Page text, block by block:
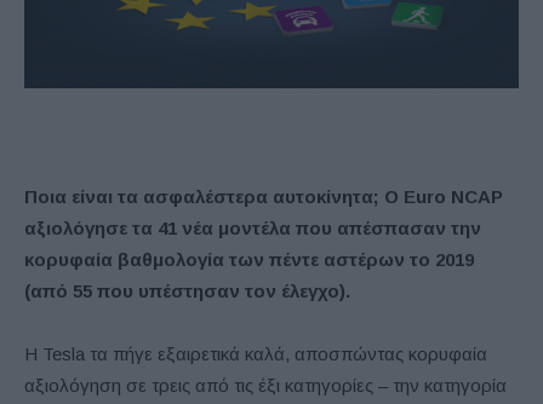
Ποια είναι τα ασφαλέστερα αυτοκίνητα; Ο Euro NCAP
αξιολόγησε τα 41 νέα μοντέλα που απέσπασαν την
κορυφαία βαθμολογία των πέντε αστέρων το 2019
(από 55 που υπέστησαν τον έλεγχο).
Η Tesla τα πήγε εξαιρετικά καλά, αποσπώντας κορυφαία
αξιολόγηση σε τρεις από τις έξι κατηγορίες – την κατηγορία